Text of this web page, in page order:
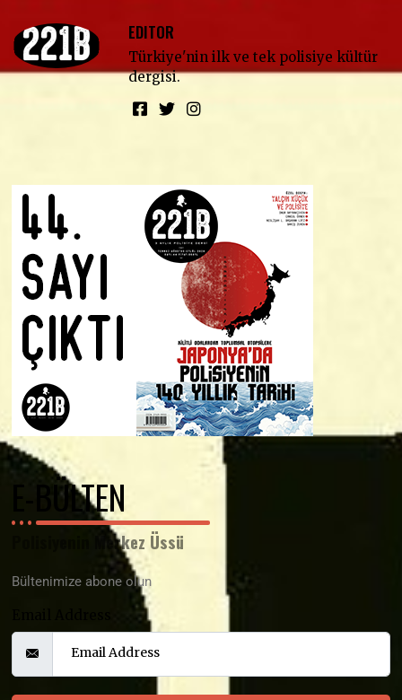
EDITOR
Türkiye'nin ilk ve tek polisiye kültür
dergisi.
E-BÜLTEN
Polisiyenin Merkez Üssü
Bültenimize abone olun